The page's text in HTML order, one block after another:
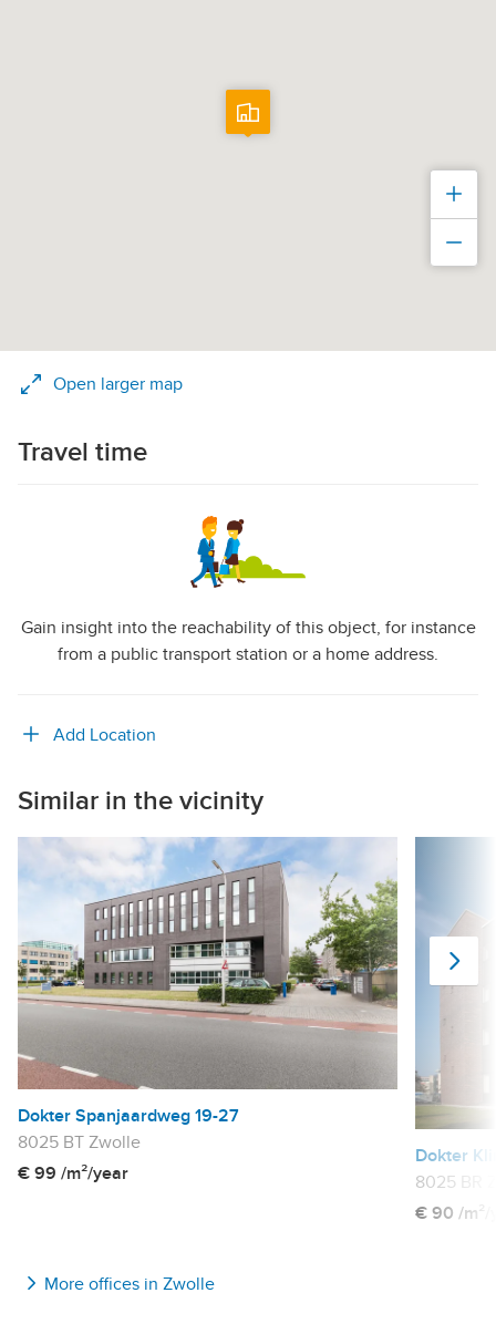
Open larger map
Travel time
Gain insight into the reachability of this object, for instance
from a public transport station or a home address.
Add Location
Similar in the vicinity
Dokter Spanjaardweg 19-27
8025 BT Zwolle
€ 99 /m²/year
Dokter
8025 BR
€ 90 /m²/
More offices in Zwolle